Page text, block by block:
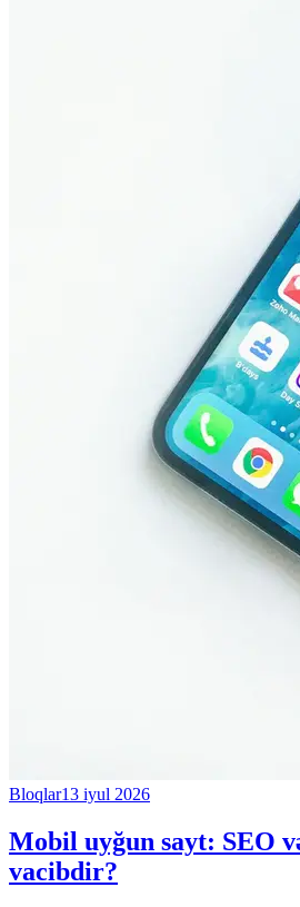
Bloqlar13 iyul 2026
Mobil uyğun sayt: SEO
vacibdir?